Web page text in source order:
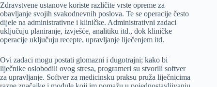
Zdravstvene ustanove koriste različite vrste opreme za
obavljanje svojih svakodnevnih poslova. Te se operacije često
dijele na administrativne i kliničke. Administrativni zadaci
uključuju planiranje, izvješće, analitiku itd., dok kliničke
operacije uključuju recepte, upravljanje liječenjem itd.
Ovi zadaci mogu postati glomazni i dugotrajni; kako bi
liječnike oslobodili ovog stresa, programeri su stvorili softver
za upravljanje. Softver za medicinsku praksu pruža liječnicima